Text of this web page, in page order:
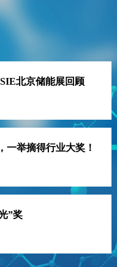
北京储能展回顾
一举摘得行业大奖！
”奖